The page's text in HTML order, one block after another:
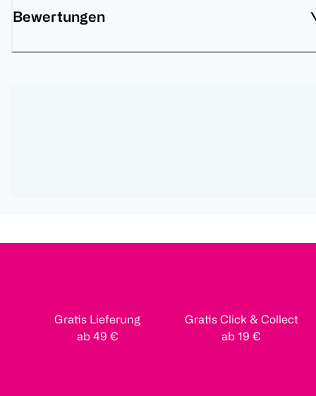
Bewertungen
Gratis Lieferung
ab 49 €
Gratis Click & Collect
ab 19 €